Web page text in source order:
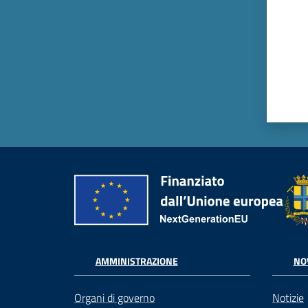
AMMINISTRAZIONE
Organi di governo
Notizie